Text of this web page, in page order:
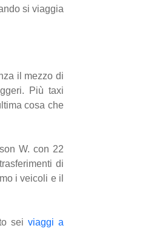
si viaggia
il mezzo di
Più taxi
cosa che
W. con 22
di
i veicoli e il
sei viaggi a